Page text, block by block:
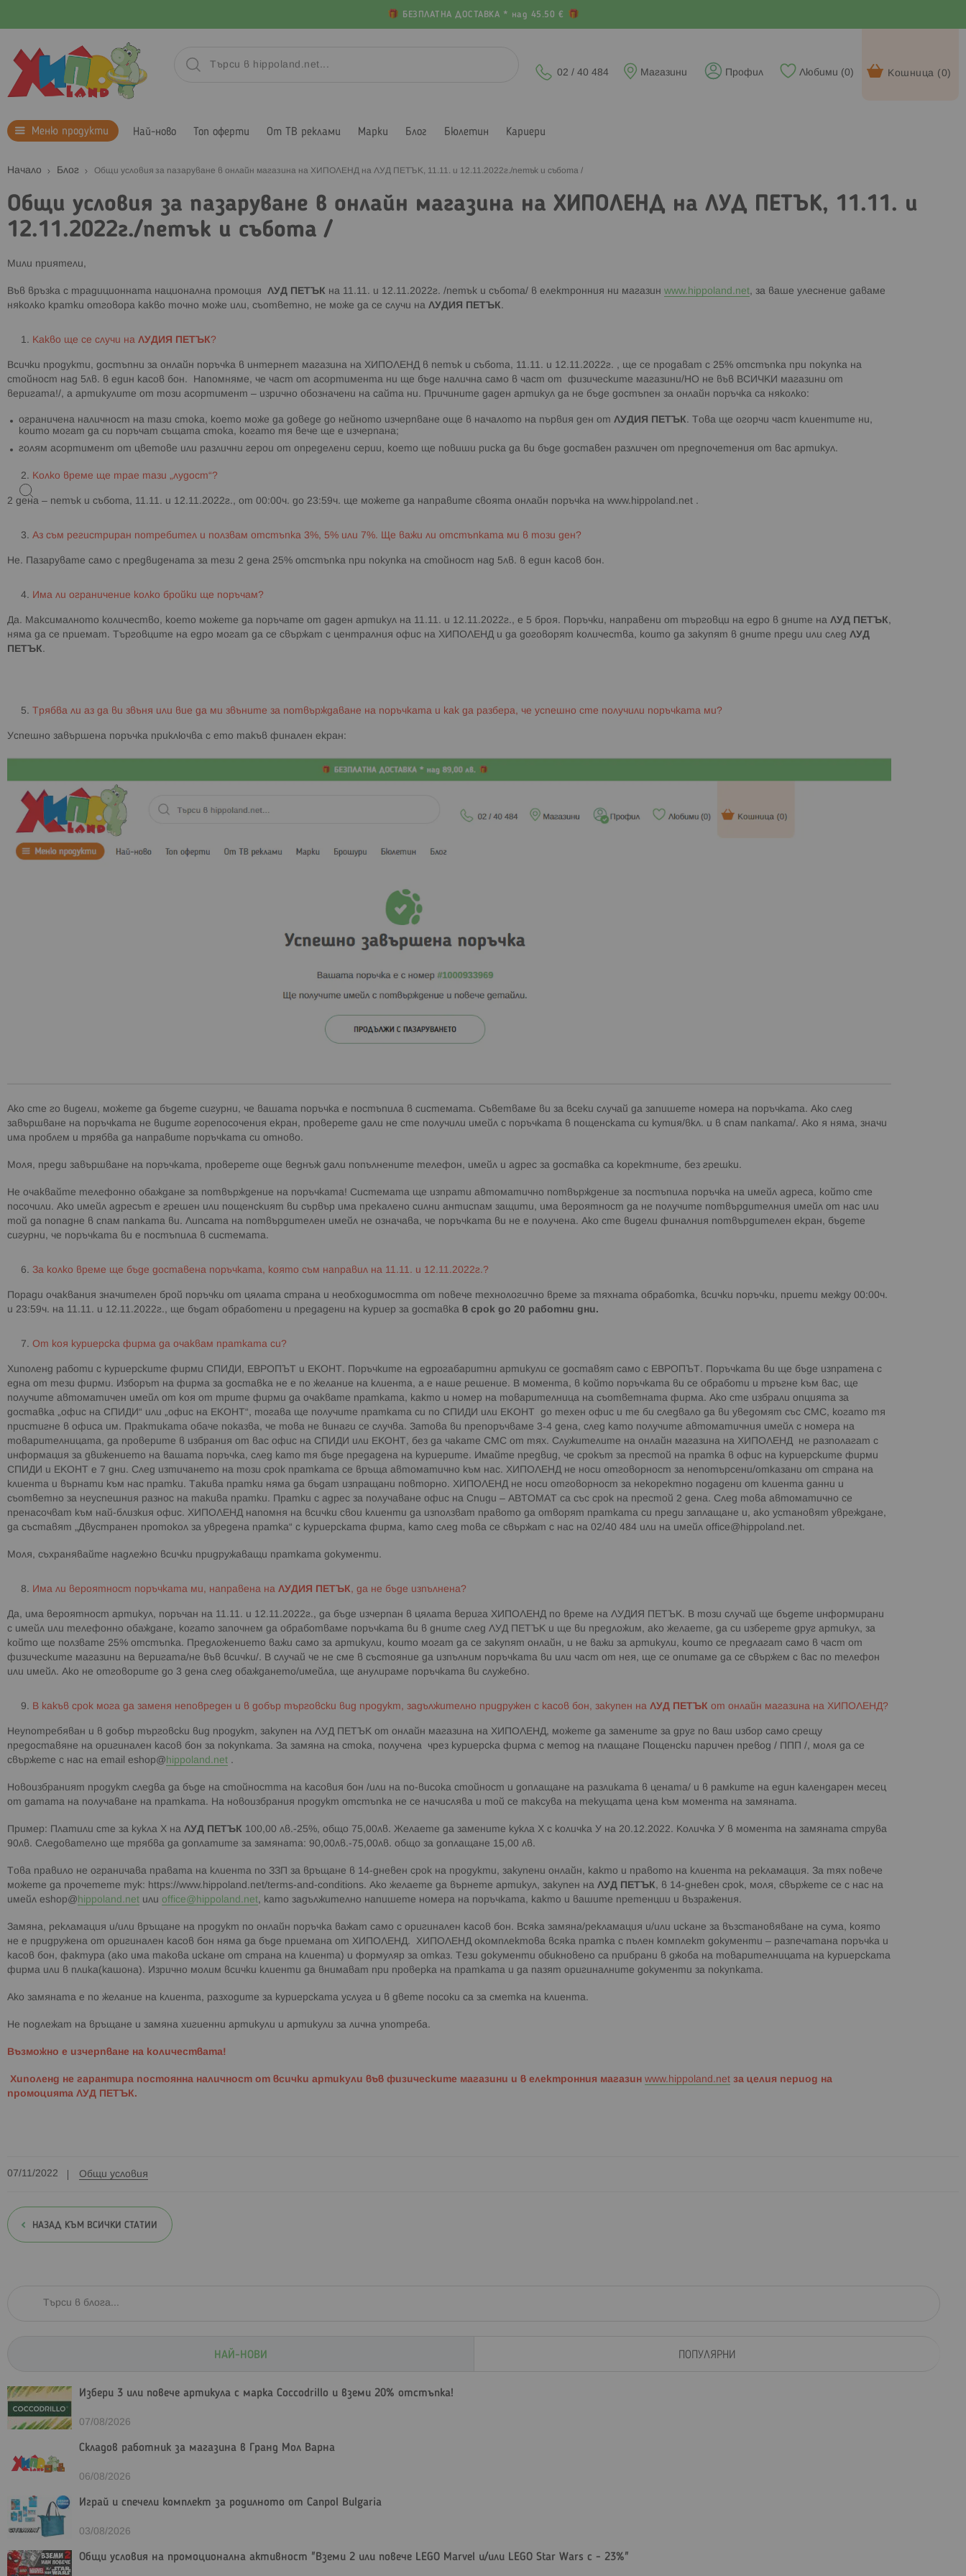
БЕЗПЛАТНА ДОСТАВКА * над 45.50 €
Кошница (0)
Любими (0)
Профил
Магазини
02 / 40 484
Меню продукти Най-ново Топ оферти От ТВ реклами Марки Блог Бюлетин Кариери
Начало Блог Общи условия за пазаруване в онлайн магазина на ХИПОЛЕНД на ЛУД ПЕТЪК, 11.11. и 12.11.2022г./петък и събота /
Общи условия за пазаруване в онлайн магазина на ХИПОЛЕНД на ЛУД ПЕТЪК, 11.11. и
12.11.2022г./петък и събота /
Мили приятели,
Във връзка с традиционната национална промоция ЛУД ПЕТЪК на 11.11. и 12.11.2022г. /петък и събота/ в електронния ни магазин www.hippoland.net, за ваше улеснение даваме
няколко кратки отговора какво точно може или, съответно, не може да се случи на ЛУДИЯ ПЕТЪК.
Какво ще се случи на ЛУДИЯ ПЕТЪК?
Всички продукти, достъпни за онлайн поръчка в интернет магазина на ХИПОЛЕНД в петък и събота, 11.11. и 12.11.2022г. , ще се продават с 25% отстъпка при покупка на
стойност над 5лв. в един касов бон. Напомняме, че част от асортимента ни ще бъде налична само в част от физическите магазини/НО не във ВСИЧКИ магазини от
веригата!/, а артикулите от този асортимент – изрично обозначени на сайта ни. Причините даден артикул да не бъде достъпен за онлайн поръчка са няколко:
ограничена наличност на тази стока, което може да доведе до нейното изчерпване още в началото на първия ден от ЛУДИЯ ПЕТЪК. Това ще огорчи част клиентите ни,
които могат да си поръчат същата стока, когато тя вече ще е изчерпана;
голям асортимент от цветове или различни герои от определени серии, което ще повиши риска да ви бъде доставен различен от предпочетения от вас артикул.
Колко време ще трае тази „лудост“?
2 дена – петък и събота, 11.11. и 12.11.2022г., от 00:00ч. до 23:59ч. ще можете да направите своята онлайн поръчка на www.hippoland.net .
Аз съм регистриран потребител и ползвам отстъпка 3%, 5% или 7%. Ще важи ли отстъпката ми в този ден?
Не. Пазарувате само с предвидената за тези 2 дена 25% отстъпка при покупка на стойност над 5лв. в един касов бон.
Има ли ограничение колко бройки ще поръчам?
Да. Максималното количество, което можете да поръчате от даден артикул на 11.11. и 12.11.2022г., е 5 броя. Поръчки, направени от търговци на едро в дните на ЛУД ПЕТЪК,
няма да се приемат. Търговците на едро могат да се свържат с централния офис на ХИПОЛЕНД и да договорят количества, които да закупят в дните преди или след ЛУД
ПЕТЪК.
Трябва ли аз да ви звъня или вие да ми звъните за потвърждаване на поръчката и как да разбера, че успешно сте получили поръчката ми?
Успешно завършена поръчка приключва с ето такъв финален екран:
Ако сте го видели, можете да бъдете сигурни, че вашата поръчка е постъпила в системата. Съветваме ви за всеки случай да запишете номера на поръчката. Ако след
завършване на поръчката не видите горепосочения екран, проверете дали не сте получили имейл с поръчката в пощенската си кутия/вкл. и в спам папката/. Ако я няма, значи
има проблем и трябва да направите поръчката си отново.
Моля, преди завършване на поръчката, проверете още веднъж дали попълнените телефон, имейл и адрес за доставка са коректните, без грешки.
Не очаквайте телефонно обаждане за потвърждение на поръчката! Системата ще изпрати автоматично потвърждение за постъпила поръчка на имейл адреса, който сте
посочили. Ако имейл адресът е грешен или пощенският ви сървър има прекалено силни антиспам защити, има вероятност да не получите потвърдителния имейл от нас или
той да попадне в спам папката ви. Липсата на потвърдителен имейл не означава, че поръчката ви не е получена. Ако сте видели финалния потвърдителен екран, бъдете
сигурни, че поръчката ви е постъпила в системата.
За колко време ще бъде доставена поръчката, която съм направил на 11.11. и 12.11.2022г.?
Поради очаквания значителен брой поръчки от цялата страна и необходимостта от повече технологично време за тяхната обработка, всички поръчки, приети между 00:00ч.
и 23:59ч. на 11.11. и 12.11.2022г., ще бъдат обработени и предадени на куриер за доставка в срок до 20 работни дни.
От коя куриерска фирма да очаквам пратката си?
Хиполенд работи с куриерските фирми СПИДИ, ЕВРОПЪТ и ЕКОНТ. Поръчките на едрогабаритни артикули се доставят само с ЕВРОПЪТ. Поръчката ви ще бъде изпратена с
една от тези фирми. Изборът на фирма за доставка не е по желание на клиента, а е наше решение. В момента, в който поръчката ви се обработи и тръгне към вас, ще
получите автоматичен имейл от коя от трите фирми да очаквате пратката, както и номер на товарителница на съответната фирма. Ако сте избрали опцията за
доставка „офис на СПИДИ“ или „офис на ЕКОНТ“, тогава ще получите пратката си по СПИДИ или ЕКОНТ до техен офис и те би следвало да ви уведомят със СМС, когато тя
пристигне в офиса им. Практиката обаче показва, че това не винаги се случва. Затова ви препоръчваме 3-4 дена, след като получите автоматичния имейл с номера на
товарителницата, да проверите в избрания от вас офис на СПИДИ или ЕКОНТ, без да чакате СМС от тях. Служителите на онлайн магазина на ХИПОЛЕНД не разполагат с
информация за движението на вашата поръчка, след като тя бъде предадена на куриерите. Имайте предвид, че срокът за престой на пратка в офис на куриерските фирми
СПИДИ и ЕКОНТ е 7 дни. След изтичането на този срок пратката се връща автоматично към нас. ХИПОЛЕНД не носи отговорност за непотърсени/отказани от страна на
клиента и върнати към нас пратки. Такива пратки няма да бъдат изпращани повторно. ХИПОЛЕНД не носи отговорност за некоректно подадени от клиента данни и
съответно за неуспешния разнос на такива пратки. Пратки с адрес за получаване офис на Спиди – АВТОМАТ са със срок на престой 2 дена. След това автоматично се
пренасочват към най-близкия офис. ХИПОЛЕНД напомня на всички свои клиенти да използват правото да отворят пратката си преди заплащане и, ако установят увреждане,
да съставят „Двустранен протокол за увредена пратка“ с куриерската фирма, като след това се свържат с нас на 02/40 484 или на имейл office@hippoland.net.
Моля, съхранявайте надлежно всички придружаващи пратката документи.
Има ли вероятност поръчката ми, направена на ЛУДИЯ ПЕТЪК, да не бъде изпълнена?
Да, има вероятност артикул, поръчан на 11.11. и 12.11.2022г., да бъде изчерпан в цялата верига ХИПОЛЕНД по време на ЛУДИЯ ПЕТЪК. В този случай ще бъдете информирани
с имейл или телефонно обаждане, когато започнем да обработваме поръчката ви в дните след ЛУД ПЕТЪК и ще ви предложим, ако желаете, да си изберете друг артикул, за
който ще ползвате 25% отстъпка. Предложението важи само за артикули, които могат да се закупят онлайн, и не важи за артикули, които се предлагат само в част от
физическите магазини на веригата/не във всички/. В случай че не сме в състояние да изпълним поръчката ви или част от нея, ще се опитаме да се свържем с вас по телефон
или имейл. Ако не отговорите до 3 дена след обаждането/имейла, ще анулираме поръчката ви служебно.
В какъв срок мога да заменя неповреден и в добър търговски вид продукт, задължително придружен с касов бон, закупен на ЛУД ПЕТЪК от онлайн магазина на ХИПОЛЕНД?
Неупотребяван и в добър търговски вид продукт, закупен на ЛУД ПЕТЪК от онлайн магазина на ХИПОЛЕНД, можете да замените за друг по ваш избор само срещу
предоставяне на оригинален касов бон за покупката. За замяна на стока, получена чрез куриерска фирма с метод на плащане Пощенски паричен превод / ППП /, моля да се
свържете с нас на email еshop@ hippoland.net .
Новоизбраният продукт следва да бъде на стойността на касовия бон /или на по-висока стойност и доплащане на разликата в цената/ и в рамките на един календарен месец
от датата на получаване на пратката. На новоизбрания продукт отстъпка не се начислява и той се таксува на текущата цена към момента на замяната.
Пример: Платили сте за кукла Х на ЛУД ПЕТЪК 100,00 лв.-25%, общо 75,00лв. Желаете да замените кукла Х с количка У на 20.12.2022. Количка У в момента на замяната струва
90лв. Следователно ще трябва да доплатите за замяната: 90,00лв.-75,00лв. общо за доплащане 15,00 лв.
Това правило не ограничава правата на клиента по ЗЗП за връщане в 14-дневен срок на продукти, закупени онлайн, както и правото на клиента на рекламация. За тях повече
можете да прочетете тук: https://www.hippoland.net/terms-and-conditions. Ако желаете да върнете артикул, закупен на ЛУД ПЕТЪК, в 14-дневен срок, моля, свържете се с нас на
имейл еshop@ hippoland.net или office@hippoland.net, като задължително напишете номера на поръчката, както и вашите претенции и възражения.
Замяна, рекламация и/или връщане на продукт по онлайн поръчка важат само с оригинален касов бон. Всяка замяна/рекламация и/или искане за възстановяване на сума, която
не е придружена от оригинален касов бон няма да бъде приемана от ХИПОЛЕНД. ХИПОЛЕНД окомплектова всяка пратка с пълен комплект документи – разпечатана поръчка и
касов бон, фактура (ако има такова искане от страна на клиента) и формуляр за отказ. Тези документи обикновено са прибрани в джоба на товарителницата на куриерската
фирма или в плика(кашона). Изрично молим всички клиенти да внимават при проверка на пратката и да пазят оригиналните документи за покупката.
Ако замяната е по желание на клиента, разходите за куриерската услуга и в двете посоки са за сметка на клиента.
Не подлежат на връщане и замяна хигиенни артикули и артикули за лична употреба.
Възможно е изчерпване на количествата!
Хиполенд не гарантира постоянна наличност от всички артикули във физическите магазини и в електронния магазин www.hippoland.net за целия период на
промоцията ЛУД ПЕТЪК.
07/11/2022 Общи условия
НАЗАД КЪМ ВСИЧКИ СТАТИИ
НАЙ-НОВИ
Избери 3 или повече артикула с марка Coccodrillo и вземи 20% отстъпка!
07/08/2026
Складов работник за магазина в Гранд Мол Варна
06/08/2026
Играй и спечели комплект за родилното от Canpol Bulgaria
03/08/2026
Общи условия на промоционална активност "Вземи 2 или повече LEGO Marvel и/или LEGO Star Wars с - 23%"
ПОПУЛЯРНИ